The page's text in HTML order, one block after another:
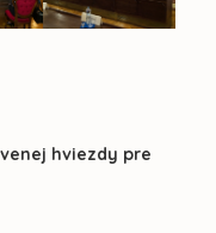
hviezdy pre